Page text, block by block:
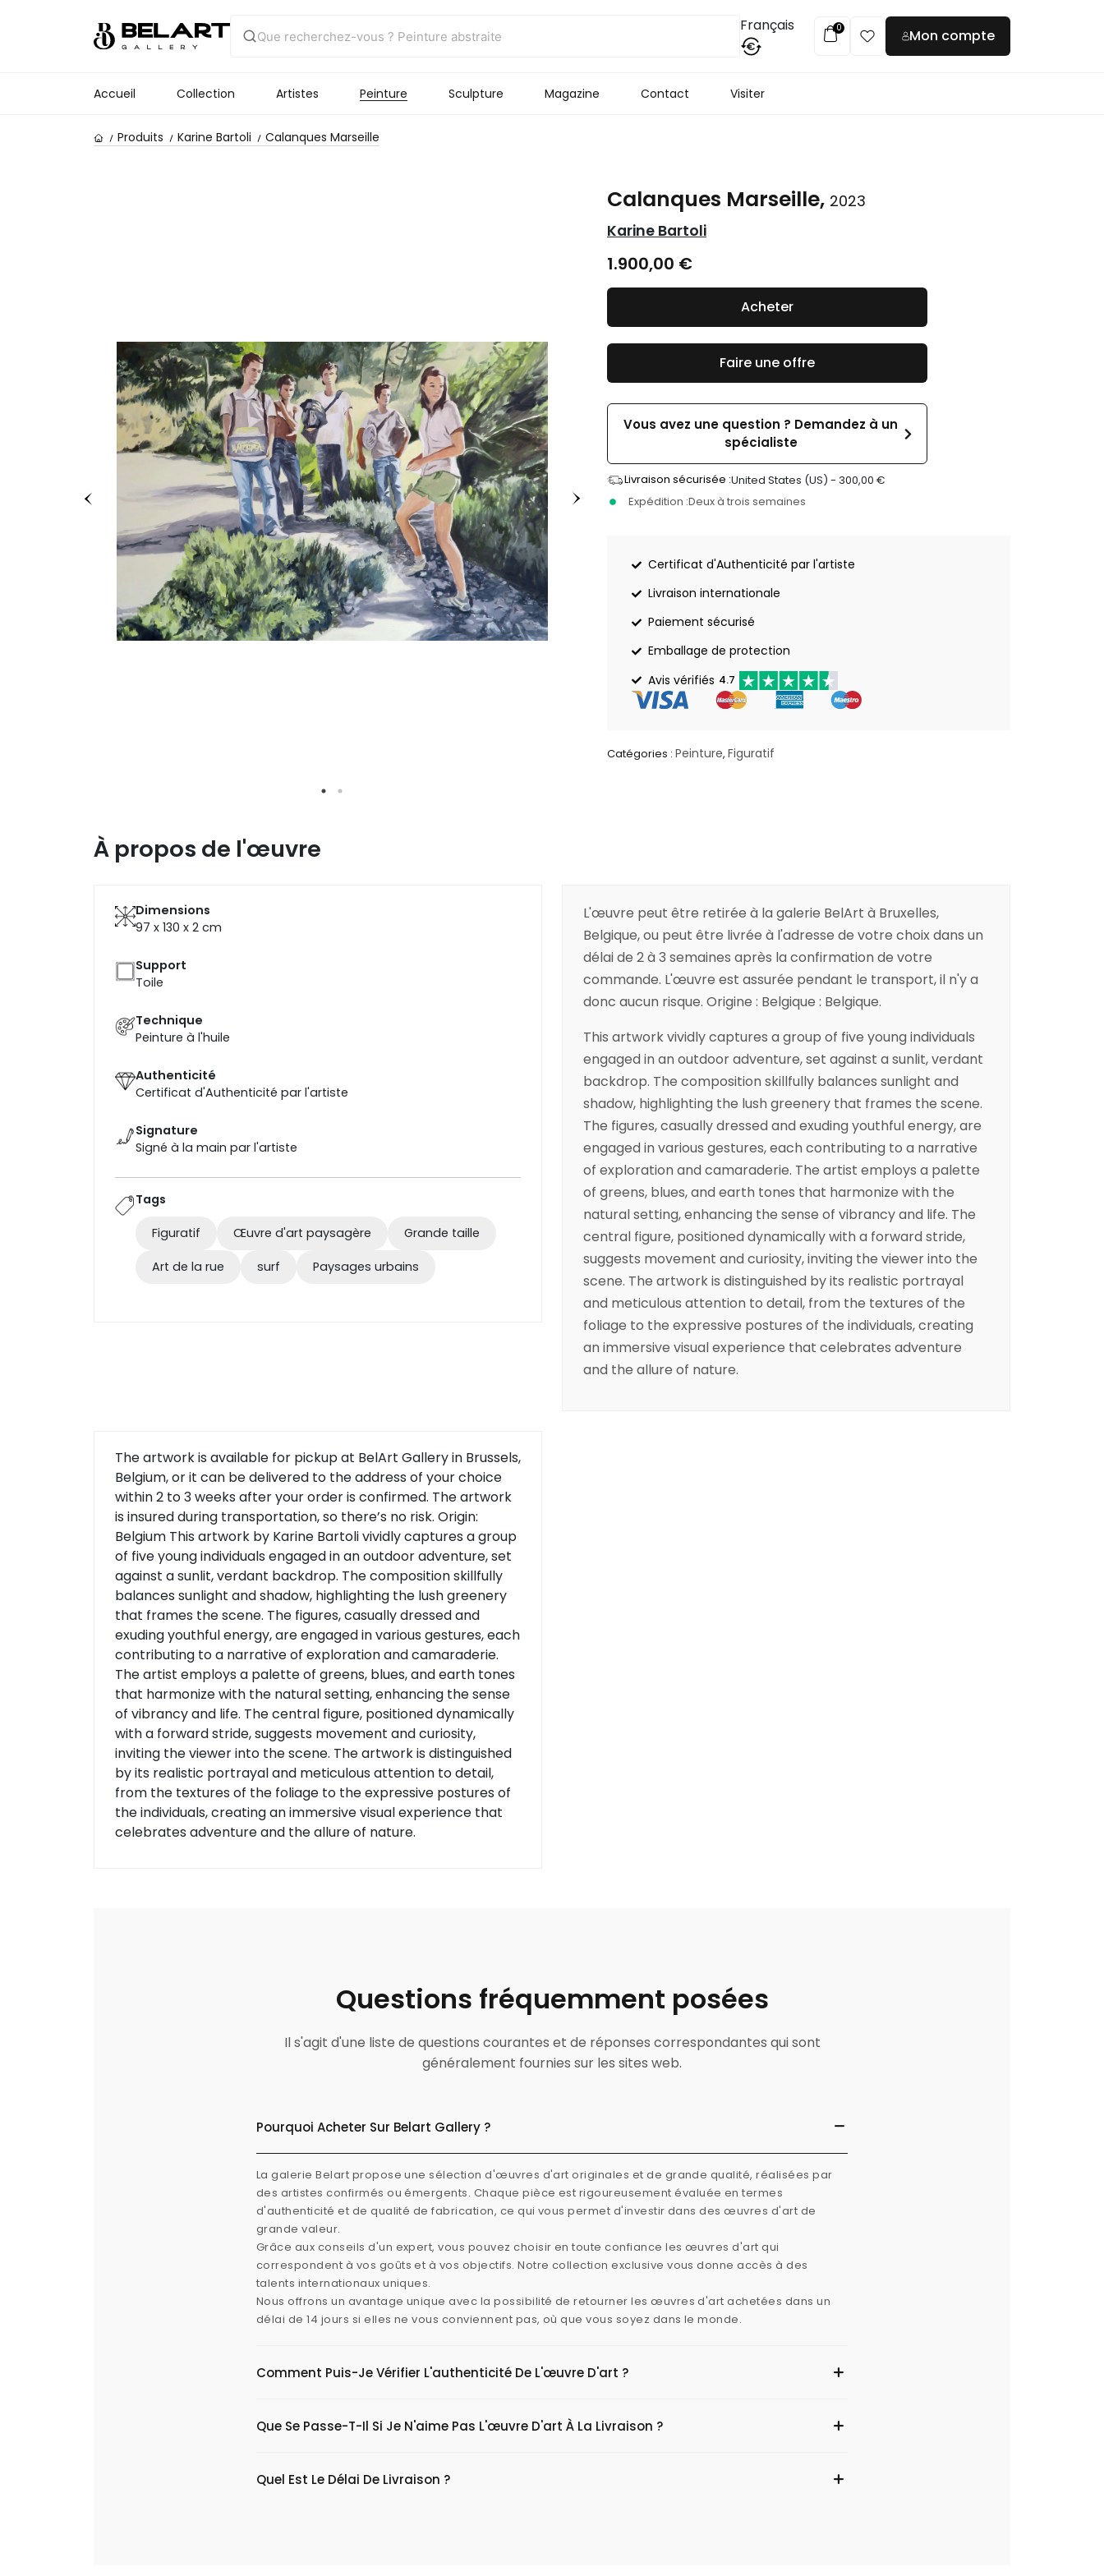
Français
€
0 Mon compte
Accueil Collection Artistes Peinture Sculpture Magazine Contact Visiter
Produits Karine Bartoli Calanques Marseille
Calanques Marseille, 2023
Karine Bartoli
1.900,00 €
Faire une offre
Vous avez une question ? Demandez à un
spécialiste
Livraison sécurisée :United States (US) -300,00€
Expédition :Deux à trois semaines
Certificat d'Authenticité par l'artiste
Livraison internationale
Paiement sécurisé
Emballage de protection
Avis vérifiés 4.7
Catégories : Peinture, Figuratif
Acheter
À propos de l'œuvre
Dimensions
97 x 130 x 2 cm
Support
Toile
Technique
Peinture à l'huile
Authenticité
Certificat d'Authenticité par l'artiste
Signature
Signé à la main par l'artiste
Tags
Figuratif Œuvre d'art paysagère Grande taille
Art de la rue surf Paysages urbains
L'œuvre peut être retirée à la galerie BelArt à Bruxelles,
Belgique, ou peut être livrée à l'adresse de votre choix dans un
délai de 2 à 3 semaines après la confirmation de votre
commande. L'œuvre est assurée pendant le transport, il n'y a
donc aucun risque. Origine : Belgique : Belgique.
This artwork vividly captures a group of five young individuals
engaged in an outdoor adventure, set against a sunlit, verdant
backdrop. The composition skillfully balances sunlight and
shadow, highlighting the lush greenery that frames the scene.
The figures, casually dressed and exuding youthful energy, are
engaged in various gestures, each contributing to a narrative
of exploration and camaraderie. The artist employs a palette
of greens, blues, and earth tones that harmonize with the
natural setting, enhancing the sense of vibrancy and life. The
central figure, positioned dynamically with a forward stride,
suggests movement and curiosity, inviting the viewer into the
scene. The artwork is distinguished by its realistic portrayal
and meticulous attention to detail, from the textures of the
foliage to the expressive postures of the individuals, creating
an immersive visual experience that celebrates adventure
and the allure of nature.
The artwork is available for pickup at BelArt Gallery in Brussels,
Belgium, or it can be delivered to the address of your choice
within 2 to 3 weeks after your order is confirmed. The artwork
is insured during transportation, so there’s no risk. Origin:
Belgium This artwork by Karine Bartoli vividly captures a group
of five young individuals engaged in an outdoor adventure, set
against a sunlit, verdant backdrop. The composition skillfully
balances sunlight and shadow, highlighting the lush greenery
that frames the scene. The figures, casually dressed and
exuding youthful energy, are engaged in various gestures, each
contributing to a narrative of exploration and camaraderie.
The artist employs a palette of greens, blues, and earth tones
that harmonize with the natural setting, enhancing the sense
of vibrancy and life. The central figure, positioned dynamically
with a forward stride, suggests movement and curiosity,
inviting the viewer into the scene. The artwork is distinguished
by its realistic portrayal and meticulous attention to detail,
from the textures of the foliage to the expressive postures of
the individuals, creating an immersive visual experience that
celebrates adventure and the allure of nature.
Questions fréquemment posées
Il s'agit d'une liste de questions courantes et de réponses correspondantes qui sont
généralement fournies sur les sites web.
Pourquoi Acheter Sur Belart Gallery ?
La galerie Belart propose une sélection d'œuvres d'art originales et de grande qualité, réalisées par
des artistes confirmés ou émergents. Chaque pièce est rigoureusement évaluée en termes
d'authenticité et de qualité de fabrication, ce qui vous permet d'investir dans des œuvres d'art de
grande valeur.
Grâce aux conseils d'un expert, vous pouvez choisir en toute confiance les œuvres d'art qui
correspondent à vos goûts et à vos objectifs. Notre collection exclusive vous donne accès à des
talents internationaux uniques.
Nous offrons un avantage unique avec la possibilité de retourner les œuvres d'art achetées dans un
délai de 14 jours si elles ne vous conviennent pas, où que vous soyez dans le monde.
Comment Puis-Je Vérifier L'authenticité De L'œuvre D'art ?
Que Se Passe-T-Il Si Je N'aime Pas L'œuvre D'art À La Livraison ?
Quel Est Le Délai De Livraison ?